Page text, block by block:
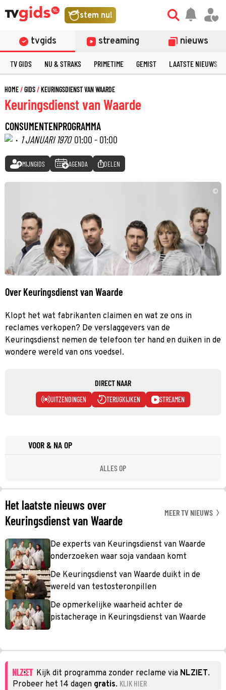
stem nu!
tvgids streaming nieuws
TV GIDS NU & STRAKS PRIMETIME GEMIST LAATSTE NIEUWS
HOME GIDS KEURINGSDIENST VAN WAARDE
Keuringsdienst van Waarde
CONSUMENTENPROGRAMMA
· 1 JANUARI 1970 01:00 - 01:00
MIJNGIDS AGENDA DELEN
©
Over Keuringsdienst van Waarde
Klopt het wat fabrikanten claimen en wat ze ons in
reclames verkopen? De verslaggevers van de
Keuringsdienst nemen de telefoon ter hand en duiken in de
wondere wereld van ons voedsel.
DIRECT NAAR
UITZENDINGEN TERUGKIJKEN STREAMEN
VOOR & NA OP
ALLES OP
Het laatste nieuws over
Keuringsdienst van Waarde
MEER TV NIEUWS
De experts van Keuringsdienst van Waarde
onderzoeken waar soja vandaan komt
De Keuringsdienst van Waarde duikt in de
wereld van testosteronpillen
De opmerkelijke waarheid achter de
pistacherage in Keuringsdienst van Waarde
Kijk dit programma zonder reclame via NLZIET.
Probeer het 14 dagen gratis. KLIK HIER